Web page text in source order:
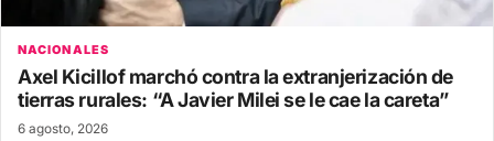
NACIONALES
Axel Kicillof marchó contra la extranjerización de
tierras rurales: “A Javier Milei se le cae la careta”
6 agosto, 2026